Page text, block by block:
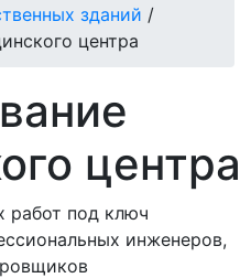
зданий /
центра
центра
работ под ключ
инженеров,